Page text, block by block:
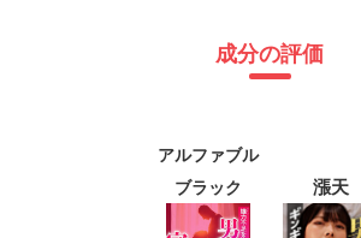
成分の評価
アルファブル
ブラック
漲天